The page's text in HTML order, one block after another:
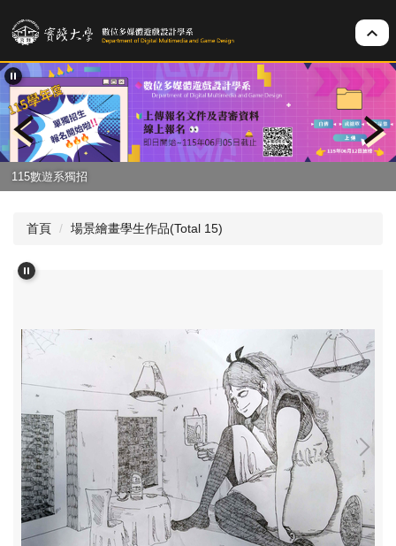
到
要
內
容
區
115數遊系獨招
首頁 場景繪畫學生作品(Total 15)